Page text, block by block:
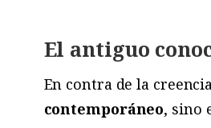
El antiguo
En contra de la
contemporáneo, sino